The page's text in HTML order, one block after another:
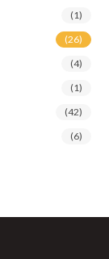
(1)
(26)
(4)
(1)
(42)
(6)